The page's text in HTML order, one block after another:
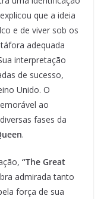
que a ideia
e de viver sob os
adequada
interpretação
de sucesso,
Unido. O
ao
fases da
.
“The Great
admirada tanto
força de sua